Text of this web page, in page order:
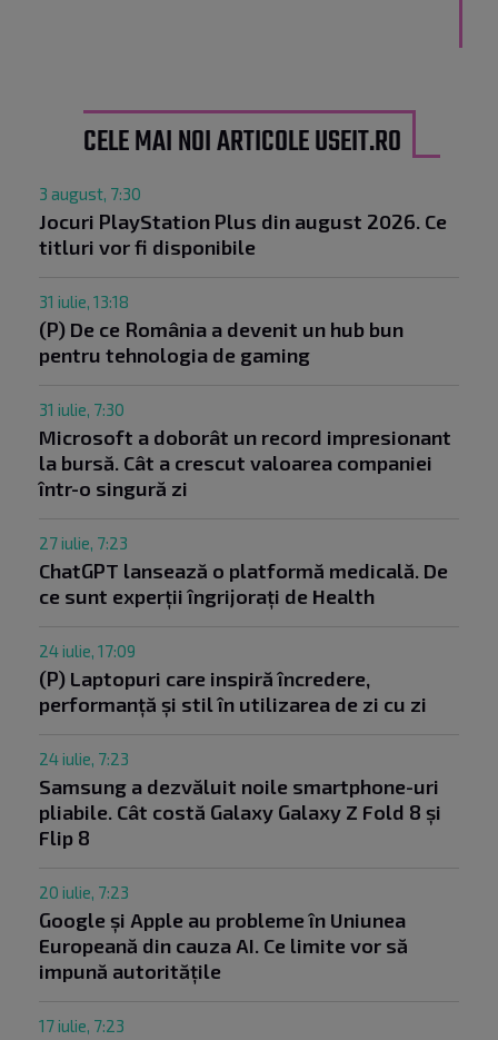
CELE MAI NOI ARTICOLE USEIT.RO
3 august, 7:30
Jocuri PlayStation Plus din august 2026. Ce
titluri vor fi disponibile
31 iulie, 13:18
(P) De ce România a devenit un hub bun
pentru tehnologia de gaming
31 iulie, 7:30
Microsoft a doborât un record impresionant
la bursă. Cât a crescut valoarea companiei
într-o singură zi
27 iulie, 7:23
ChatGPT lansează o platformă medicală. De
ce sunt experții îngrijorați de Health
24 iulie, 17:09
(P) Laptopuri care inspiră încredere,
performanță și stil în utilizarea de zi cu zi
24 iulie, 7:23
Samsung a dezvăluit noile smartphone-uri
pliabile. Cât costă Galaxy Galaxy Z Fold 8 și
Flip 8
20 iulie, 7:23
Google și Apple au probleme în Uniunea
Europeană din cauza AI. Ce limite vor să
impună autoritățile
17 iulie, 7:23